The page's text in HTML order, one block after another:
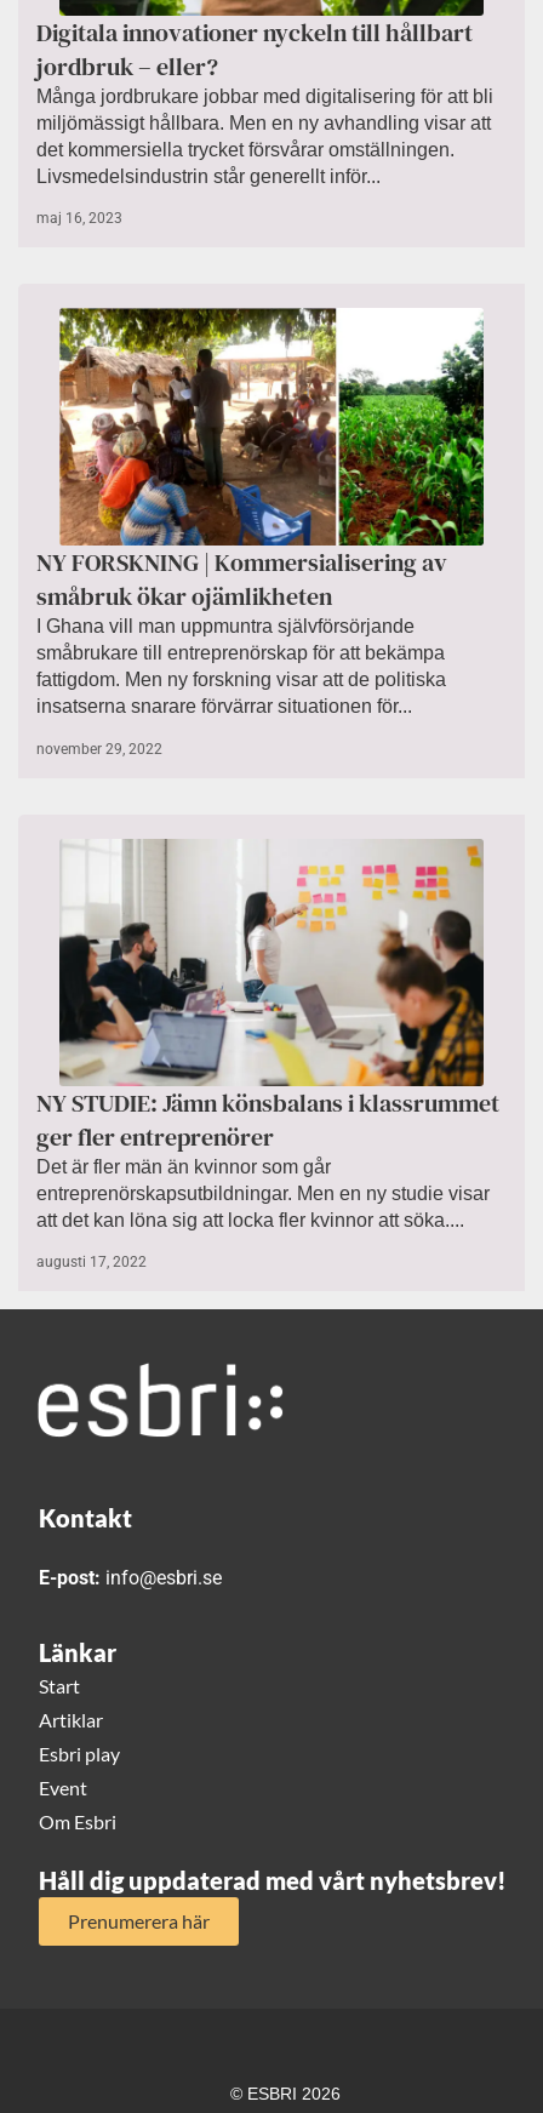
Digitala innovationer nyckeln till hållbart
jordbruk – eller?
Många jordbrukare jobbar med digitalisering för att bli
miljömässigt hållbara. Men en ny avhandling visar att
det kommersiella trycket försvårar omställningen.
Livsmedelsindustrin står generellt inför...
maj 16, 2023
NY FORSKNING | Kommersialisering av
småbruk ökar ojämlikheten
I Ghana vill man uppmuntra självförsörjande
småbrukare till entreprenörskap för att bekämpa
fattigdom. Men ny forskning visar att de politiska
insatserna snarare förvärrar situationen för...
november 29, 2022
NY STUDIE: Jämn könsbalans i klassrummet
ger fler entreprenörer
Det är fler män än kvinnor som går
entreprenörskapsutbildningar. Men en ny studie visar
att det kan löna sig att locka fler kvinnor att söka....
augusti 17, 2022
Kontakt
E-post: info@esbri.se
Länkar
Start
Artiklar
Esbri play
Event
Om Esbri
Håll dig uppdaterad med vårt nyhetsbrev!
Prenumerera här
© ESBRI 2026